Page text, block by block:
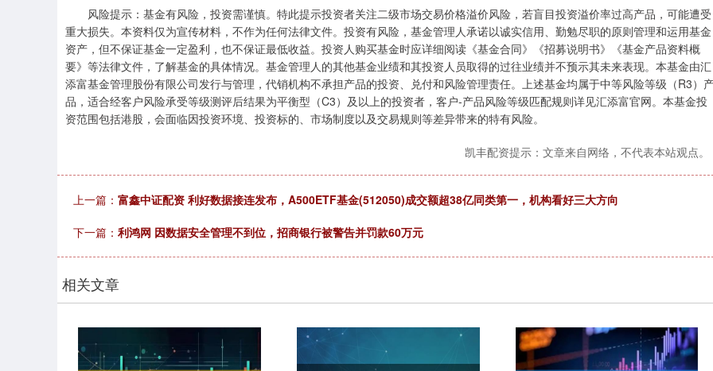
风险提示：基金有风险，投资需谨慎。特此提示投资者关注二级市场交易价格溢价风险，若盲目投资溢价率过高产品，可能遭受
重大损失。本资料仅为宣传材料，不作为任何法律文件。投资有风险，基金管理人承诺以诚实信用、勤勉尽职的原则管理和运用基金
资产，但不保证基金一定盈利，也不保证最低收益。投资人购买基金时应详细阅读《基金合同》《招募说明书》《基金产品资料概
要》等法律文件，了解基金的具体情况。基金管理人的其他基金业绩和其投资人员取得的过往业绩并不预示其未来表现。本基金由汇
添富基金管理股份有限公司发行与管理，代销机构不承担产品的投资、兑付和风险管理责任。上述基金均属于中等风险等级（R3）
品，适合经客户风险承受等级测评后结果为平衡型（C3）及以上的投资者，客户-产品风险等级匹配规则详见汇添富官网。本基金投
资范围包括港股，会面临因投资环境、投资标的、市场制度以及交易规则等差异带来的特有风险。
凯丰配资提示：文章来自网络，不代表本站观点。
上一篇： 富鑫中证配资 利好数据接连发布，A500ETF基金(512050)成交额超38亿同类第一，机构看好三大方向
下一篇： 利鸿网 因数据安全管理不到位，招商银行被警告并罚款60万元
相关文章